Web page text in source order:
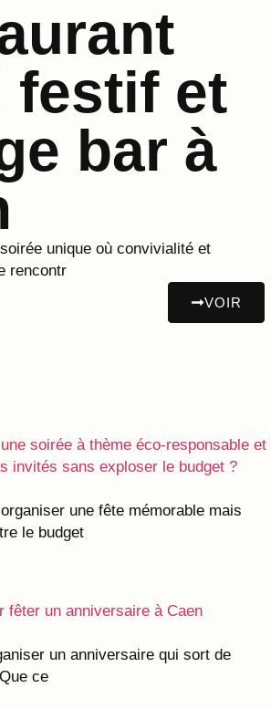
festif et
bar à
unique où convivialité et
rencontr
VOIR
soirée à thème éco-responsable et
invités sans exploser le budget ?
une fête mémorable mais
le budget
fêter un anniversaire à Caen
un anniversaire qui sort de
ce